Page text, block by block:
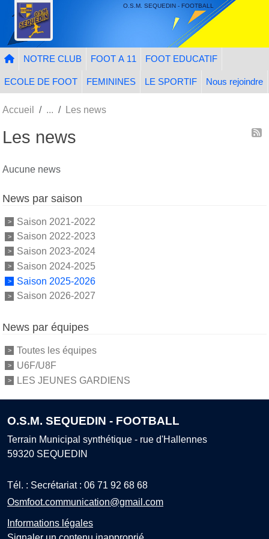
O.S.M. SEQUEDIN - FOOTBALL
NOTRE CLUB FOOT A 11 FOOT EDUCATIF
ECOLE DE FOOT FEMININES LE SPORTIF Nous rejoindre
Accueil Les news
Les news
Aucune news
News par saison
Saison 2021-2022
Saison 2022-2023
Saison 2023-2024
Saison 2024-2025
Saison 2025-2026
Saison 2026-2027
News par équipes
Toutes les équipes
U6F/U8F
LES JEUNES GARDIENS
O.S.M. SEQUEDIN - FOOTBALL
Terrain Municipal synthétique - rue d'Hallennes
59320 SEQUEDIN
Tél. : Secrétariat : 06 71 92 68 68
Osmfoot.communication@gmail.com
Informations légales
Panneau de gestion des cookies